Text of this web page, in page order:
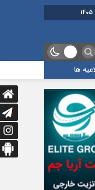
هاو جاده‌ای